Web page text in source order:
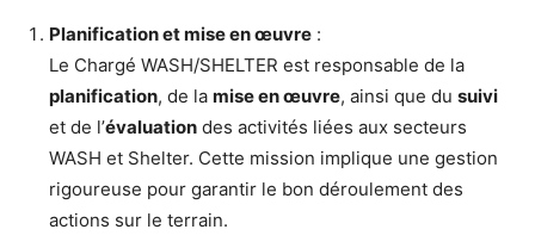
Planification et mise en œuvre :
Le Chargé WASH/SHELTER est responsable de la
planification, de la mise en œuvre, ainsi que du suivi
et de l’évaluation des activités liées aux secteurs
WASH et Shelter. Cette mission implique une gestion
rigoureuse pour garantir le bon déroulement des
actions sur le terrain.